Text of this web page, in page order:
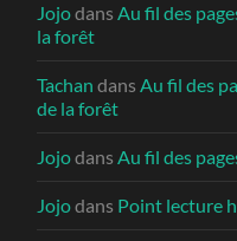
JojodansAu fil des
la forêt
Tachan dansAu fil des
de la forêt
JojodansAu fil des
Jojodans Point lecture